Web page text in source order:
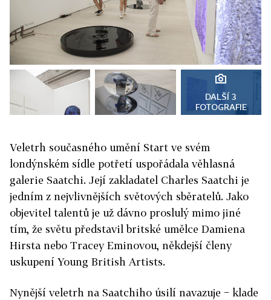
DALŠÍ 3
FOTOGRAFIE
Veletrh současného umění Start ve svém
londýnském sídle potřetí uspořádala věhlasná
galerie Saatchi. Její zakladatel Charles Saatchi je
jedním z nejvlivnějších světových sběratelů. Jako
objevitel talentů je už dávno proslulý mimo jiné
tím, že světu představil britské umělce Damiena
Hirsta nebo Tracey Eminovou, někdejší členy
uskupení Young British Artists.
Nynější veletrh na Saatchiho úsilí navazuje − klade